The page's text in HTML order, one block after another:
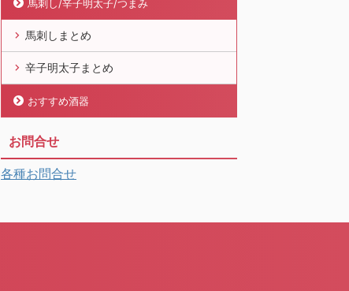
馬刺し/辛子明太子/つまみ
馬刺しまとめ
辛子明太子まとめ
おすすめ酒器
お問合せ
各種お問合せ